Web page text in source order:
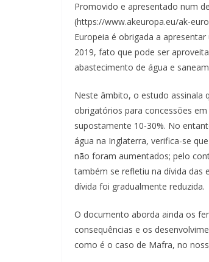
Promovido e apresentado num
(https://www.akeuropa.eu/ak-
Europeia é obrigada a
2019, fato que pode ser
abastecimento de água e
Neste âmbito, o estudo assinala
obrigatórios para concessões
supostamente 10-30%. No
água na Inglaterra, verifica-se
não foram aumentados; pelo
também se refletiu na dívida das
dívida foi gradualmente reduzida.
O documento aborda ainda os
consequências e os
como é o caso de Mafra, no